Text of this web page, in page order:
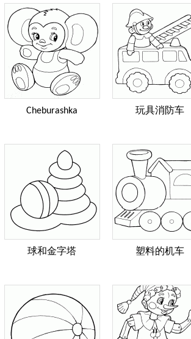
Cheburashka 玩具消防车
球和金字塔 塑料的机车